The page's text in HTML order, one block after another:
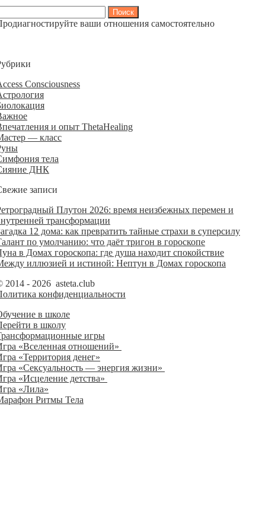
ваши отношения самостоятельно
Consciousness
и опыт ThetaHealing
— класс
тела
ДНК
записи
Плутон 2026: время неизбежных перемен и
трансформации
12 дома: как превратить тайные страхи в суперсилу
по умолчанию: что даёт тригон в гороскопе
в Домах гороскопа: где душа находит спокойствие
иллюзией и истиной: Нептун в Домах гороскопа
2014 - 2026 asteta.club
конфиденциальности
в школе
в школу
игры
«Вселенная отношений»
«Территория денег»
«Сексуальность — энергия жизни»
«Исцеление детства»
«Лила»
Ритмы Тела